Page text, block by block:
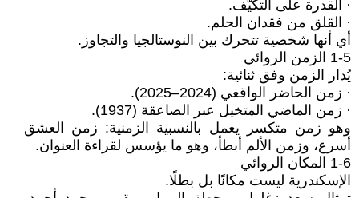
· القدرة على التكيّف.
· القلق من فقدان الحلم.
أي أنها شخصية تتحرك بين النوستالجيا والتجاوز.
1-5 الزمن الروائي
يُدار الزمن وفق ثنائية:
· زمن الحاضر الواقعي (2024–2025).
· زمن الماضي المتخيل عبر الصاعقة (1937).
وهو زمن متكسر يعمل بالنسبية الزمنية: زمن العشق
أسرع، وزمن الألم أبطأ، وهو ما يؤسس لقراءة العنوان.
1-6 المكان الروائي
الإسكندرية ليست مكانًا بل بطلًا.